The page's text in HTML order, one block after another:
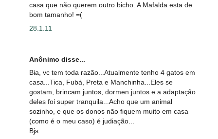
casa que não querem outro bicho. A Mafalda esta de
bom tamanho! =(
28.1.11
Anônimo disse...
Bia, vc tem toda razão...Atualmente tenho 4 gatos em
casa...Tica, Fubá, Preta e Manchinha...Eles se
gostam, brincam juntos, dormen juntos e a adaptação
deles foi super tranquila...Acho que um animal
sozinho, e que os donos não fiquem muito em casa
(como é o meu caso) é judiação...
Bjs